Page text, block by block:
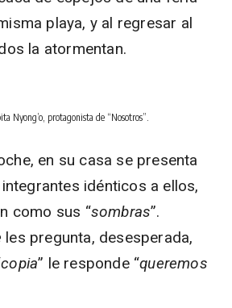
playa, y al regresar al
la atormentan.
Nyong’o, protagonista de “Nosotros”.
en su casa se presenta
idénticos a ellos,
como sus “sombras”.
les pregunta, desesperada,
copia” le responde “queremos